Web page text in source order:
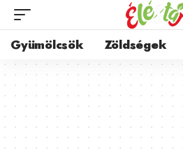
Gyümölcsök Zöldségek